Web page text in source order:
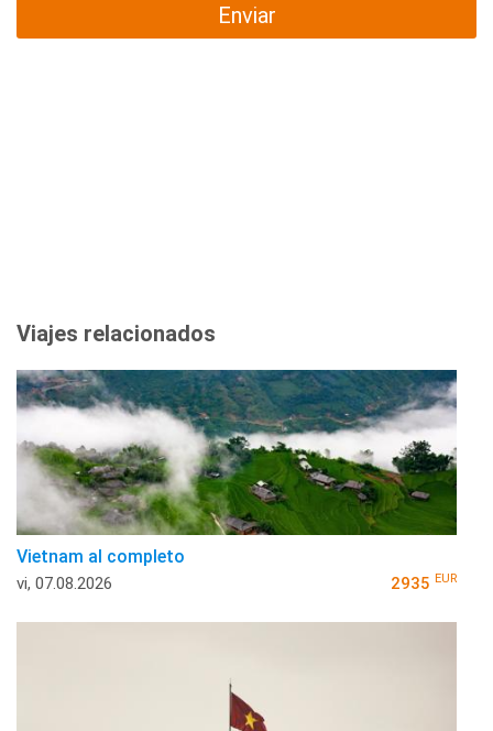
Enviar
Viajes relacionados
Vietnam al completo
vi, 07.08.2026 2935 EUR